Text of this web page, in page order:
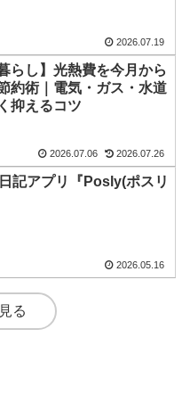
2026.07.19
らし】光熱費を今月から
約術｜電気・ガス・水道
抑えるコツ
2026.07.06 2026.07.26
記アプリ『Posly(ポスリ
2026.05.16
る